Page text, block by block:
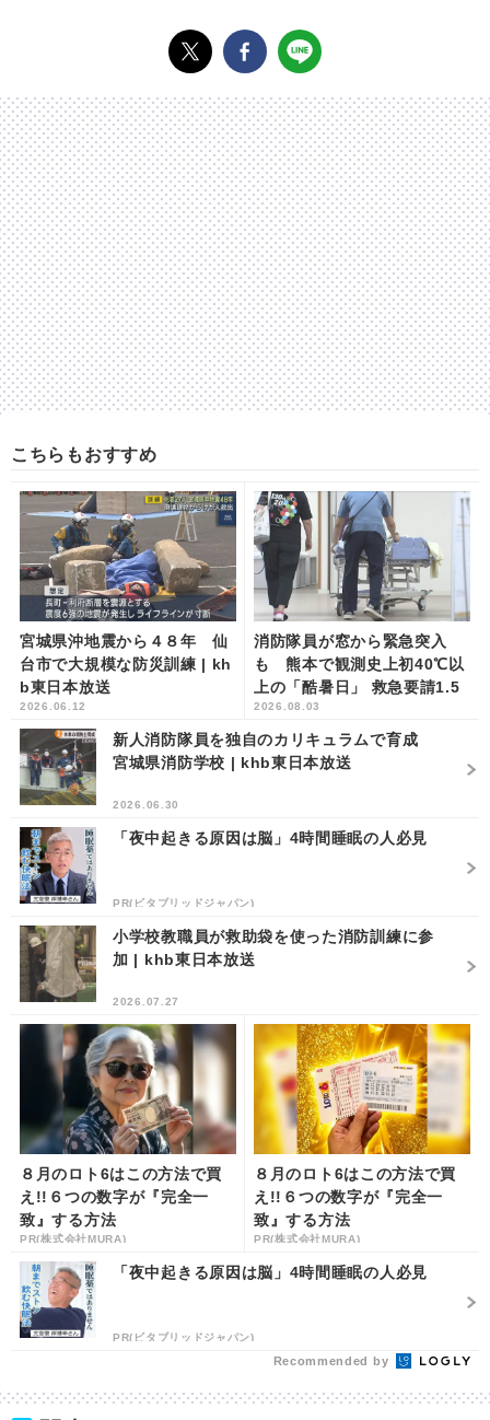
こちらもおすすめ
宮城県沖地震から４８年 仙
台市で大規模な防災訓練 | kh
b東日本放送
2026.06.12
消防隊員が窓から緊急突入
も 熊本で観測史上初40℃以
上の「酷暑日」 救急要請1.5
倍に | khb東日本放送
2026.08.03
新人消防隊員を独自のカリキュラムで育成
宮城県消防学校 | khb東日本放送
2026.06.30
「夜中起きる原因は脳」4時間睡眠の人必見
PR(ビタブリッドジャパン)
小学校教職員が救助袋を使った消防訓練に参
加 | khb東日本放送
2026.07.27
８月のロト6はこの方法で買
え!!６つの数字が『完全一
致』する方法
PR(株式会社MURA)
８月のロト6はこの方法で買
え!!６つの数字が『完全一
致』する方法
PR(株式会社MURA)
「夜中起きる原因は脳」4時間睡眠の人必見
PR(ビタブリッドジャパン)
Recommended by